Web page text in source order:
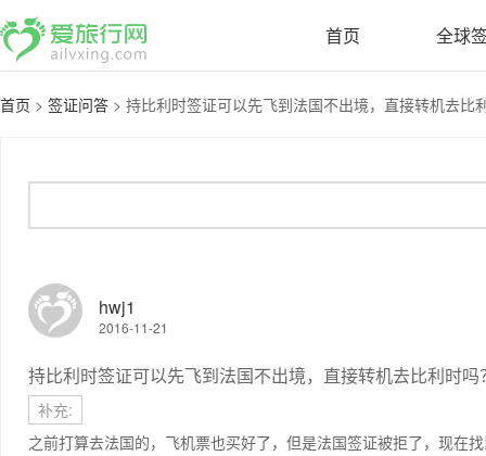
首页 全球
首页 > 签证问答 > 持比利时签证可以先飞到法国不出境，直接转机去比
hwj1
2016-11-21
持比利时签证可以先飞到法国不出境，直接转机去比利时吗
补充:
之前打算去法国的，飞机票也买好了，但是法国签证被拒了，现在